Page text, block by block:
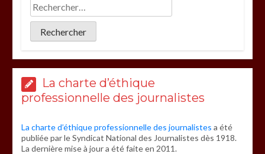
La charte d’éthique
professionnelle des journalistes
La charte d’éthique professionnelle des journalistes a été
publiée par le Syndicat National des Journalistes dès 1918.
La dernière mise à jour a été faite en 2011.